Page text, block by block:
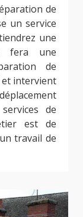
de
un service
une
fera une
de
et intervient
de
est de
travail de